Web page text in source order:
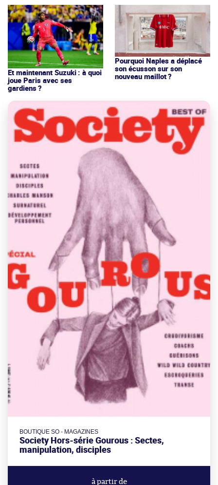
Et maintenant Suzuki : à quoi
joue Paris avec ses
gardiens ?
Pourquoi Naples a déplacé
son écusson sur son
nouveau maillot ?
BOUTIQUE SO - MAGAZINES
Society Hors-série Gourous : Sectes,
manipulation, disciples
à partir de